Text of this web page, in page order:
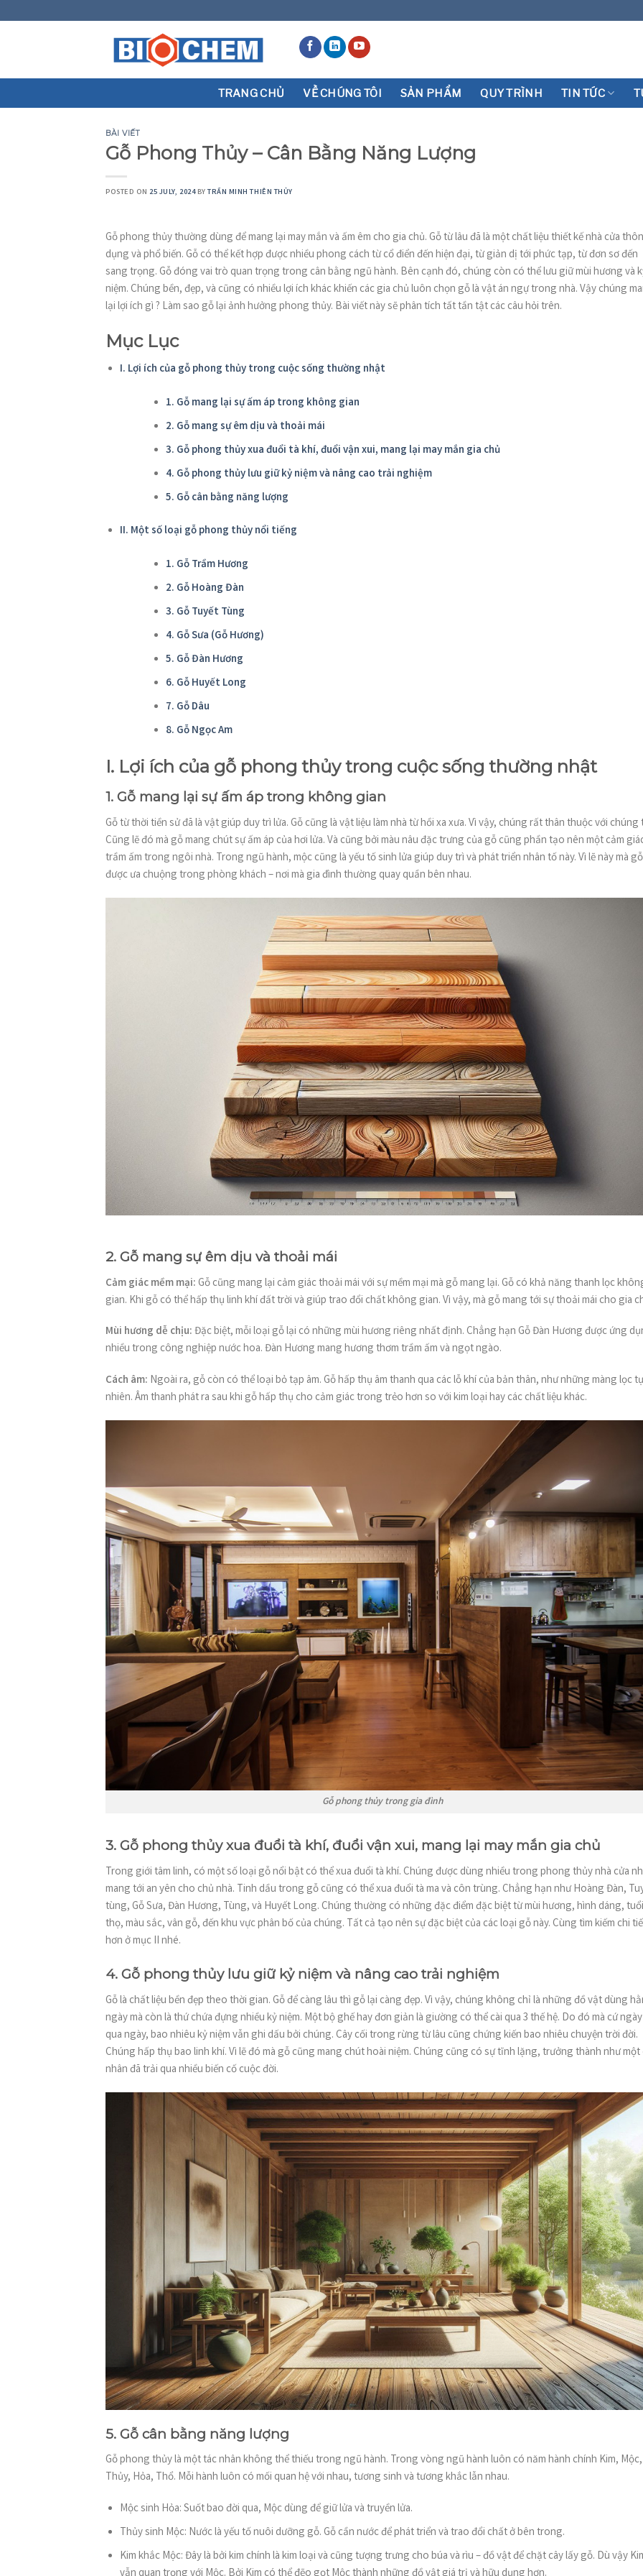
to
TRANG CHỦ VỀ CHÚNG TÔI SẢN PHẨM QUY TRÌNH TIN TỨC
BÀI VIẾT
Gỗ Phong Thủy – Cân Bằng Năng Lượng
POSTED ON25 JULY, 2024BYTRẦN MINH THIÊN THỦY
Gỗ phong thủy thường dùng để mang lại may mắn và ấm êm cho gia chủ. Gỗ từ lâu đã là một chất liệu thiết kế nhà cửa
dụng và phổ biến. Gỗ có thể kết hợp được nhiều phong cách từ cổ điển đến hiện đại, từ giản dị tới phức tạp, từ đơn sơ đến
sang trọng. Gỗ đóng vai trò quan trọng trong cân bằng ngũ hành. Bên cạnh đó, chúng còn có thể lưu giữ mùi hương và
niệm. Chúng bền, đẹp, và cũng có nhiều lợi ích khác khiến các gia chủ luôn chọn gỗ là vật án ngự trong nhà. Vậy chúng
lại lợi ích gì ? Làm sao gỗ lại ảnh hưởng phong thủy. Bài viết này sẽ phân tích tất tần tật các câu hỏi trên.
Mục Lục
I. Lợi ích của gỗ phong thủy trong cuộc sống thường nhật
1. Gỗ mang lại sự ấm áp trong không gian
2. Gỗ mang sự êm dịu và thoải mái
3. Gỗ phong thủy xua đuổi tà khí, đuổi vận xui, mang lại may mắn gia chủ
4. Gỗ phong thủy lưu giữ kỷ niệm và nâng cao trải nghiệm
5. Gỗ cân bằng năng lượng
II. Một số loại gỗ phong thủy nổi tiếng
1. Gỗ Trầm Hương
2. Gỗ Hoàng Đàn
3. Gỗ Tuyết Tùng
4. Gỗ Sưa (Gỗ Hương)
5. Gỗ Đàn Hương
6. Gỗ Huyết Long
7. Gỗ Dâu
8. Gỗ Ngọc Am
I. Lợi ích của gỗ phong thủy trong cuộc sống thường nhật
1. Gỗ mang lại sự ấm áp trong không gian
Gỗ từ thời tiền sử đã là vật giúp duy trì lửa. Gỗ cũng là vật liệu làm nhà từ hồi xa xưa. Vì vậy, chúng rất thân thuộc với chúng
Cũng lẽ đó mà gỗ mang chút sự ấm áp của hơi lửa. Và cũng bởi màu nâu đặc trưng của gỗ cũng phần tạo nên một cảm
trầm ấm trong ngôi nhà. Trong ngũ hành, mộc cũng là yếu tố sinh lửa giúp duy trì và phát triển nhân tố này. Vì lẽ này mà
được ưa chuộng trong phòng khách – nơi mà gia đình thường quay quần bên nhau.
2. Gỗ mang sự êm dịu và thoải mái
Cảm giác mềm mại: Gỗ cũng mang lại cảm giác thoải mái với sự mềm mại mà gỗ mang lại. Gỗ có khả năng thanh lọc
gian. Khi gỗ có thể hấp thụ linh khí đất trời và giúp trao đổi chất không gian. Vì vậy, mà gỗ mang tới sự thoải mái cho gia
Mùi hương dễ chịu:Đặc biệt, mỗi loại gỗ lại có những mùi hương riêng nhất định. Chẳng hạn Gỗ Đàn Hương được ứng
nhiều trong công nghiệp nước hoa. Đàn Hương mang hương thơm trầm ấm và ngọt ngào.
Cách âm: Ngoài ra, gỗ còn có thể loại bỏ tạp âm. Gỗ hấp thụ âm thanh qua các lỗ khí của bản thân, như những màng lọc tự
nhiên. Âm thanh phát ra sau khi gỗ hấp thụ cho cảm giác trong trẻo hơn so với kim loại hay các chất liệu khác.
Gỗ phong thủy trong gia đình
3. Gỗ phong thủy xua đuổi tà khí, đuổi vận xui, mang lại may mắn gia chủ
Trong giới tâm linh, có một số loại gỗ nổi bật có thể xua đuổi tà khí. Chúng được dùng nhiều trong phong thủy nhà cửa
mang tới an yên cho chủ nhà. Tinh dầu trong gỗ cũng có thể xua đuổi tà ma và côn trùng. Chẳng hạn như Hoàng Đàn,
tùng, Gỗ Sưa, Đàn Hương, Tùng, và Huyết Long. Chúng thường có những đặc điểm đặc biệt từ mùi hương, hình dáng, tuổi
thọ, màu sắc, vân gỗ, đến khu vực phân bố của chúng. Tất cả tạo nên sự đặc biệt của các loại gỗ này. Cùng tìm kiếm chi
hơn ở mục II nhé.
4. Gỗ phong thủy lưu giữ kỷ niệm và nâng cao trải nghiệm
Gỗ là chất liệu bền đẹp theo thời gian. Gỗ để càng lâu thì gỗ lại càng đẹp. Vì vậy, chúng không chỉ là những đồ vật dùng
ngày mà còn là thứ chứa đựng nhiều kỷ niệm. Một bộ ghế hay đơn giản là giường có thể cài qua 3 thế hệ. Do đó mà cứ ngày
qua ngày, bao nhiêu kỷ niệm vẫn ghi dấu bởi chúng. Cây cối trong rừng từ lâu cũng chứng kiến bao nhiêu chuyện trời đời.
Chúng hấp thụ bao linh khí. Vì lẽ đó mà gỗ cũng mang chút hoài niệm. Chúng cũng có sự tĩnh lặng, trưởng thành như một
nhân đã trải qua nhiều biến cố cuộc đời.
5. Gỗ cân bằng năng lượng
Gỗ phong thủy là một tác nhân không thể thiếu trong ngũ hành. Trong vòng ngũ hành luôn có năm hành chính Kim, Mộc,
Thủy, Hỏa, Thổ. Mỗi hành luôn có mối quan hệ với nhau, tương sinh và tương khắc lẫn nhau.
Mộc sinh Hỏa: Suốt bao đời qua, Mộc dùng để giữ lửa và truyền lửa.
Thủy sinh Mộc: Nước là yếu tố nuôi dưỡng gỗ. Gỗ cần nước để phát triển và trao đổi chất ở bên trong.
Kim khắc Mộc: Đây là bởi kim chính là kim loại và cũng tượng trưng cho búa và rìu – đồ vật để chặt cây lấy gỗ. Dù vậy